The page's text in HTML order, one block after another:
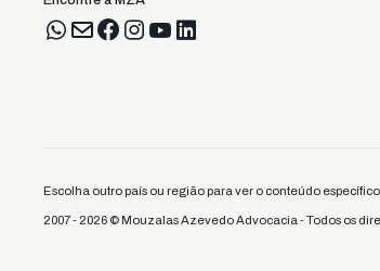
Escolha outro país ou região para ver o conteúdo
2007 - 2026 © Mouzalas Azevedo Advocacia - Todos os